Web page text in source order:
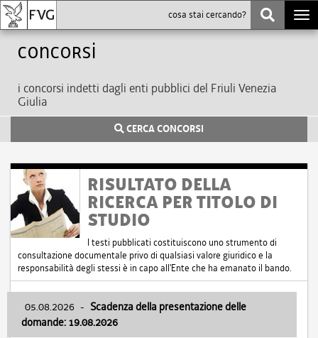
Concorsi
i concorsi indetti dagli enti pubblici del Friuli Venezia
Giulia
CERCA CONCORSI
RISULTATO DELLA
RICERCA PER TITOLO DI
STUDIO
I testi pubblicati costituiscono uno strumento di
consultazione documentale privo di qualsiasi valore giuridico e la
responsabilità degli stessi è in capo all'Ente che ha emanato il bando.
05.08.2026 - Scadenza della presentazione delle
domande: 19.08.2026